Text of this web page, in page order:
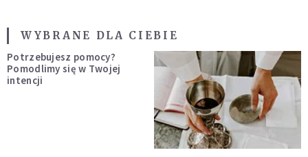
WYBRANE DLA CIEBIE
Potrzebujesz pomocy?
Pomodlimy się w Twojej
intencji